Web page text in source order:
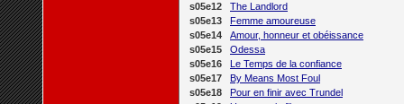
s05e12
The Landlord
s05e13
Femme amoureuse
s05e14
Amour, honneur et obéissance
s05e15
Odessa
s05e16
Le Temps de la confiance
s05e17
By Means Most Foul
s05e18
Pour en finir avec Trundel